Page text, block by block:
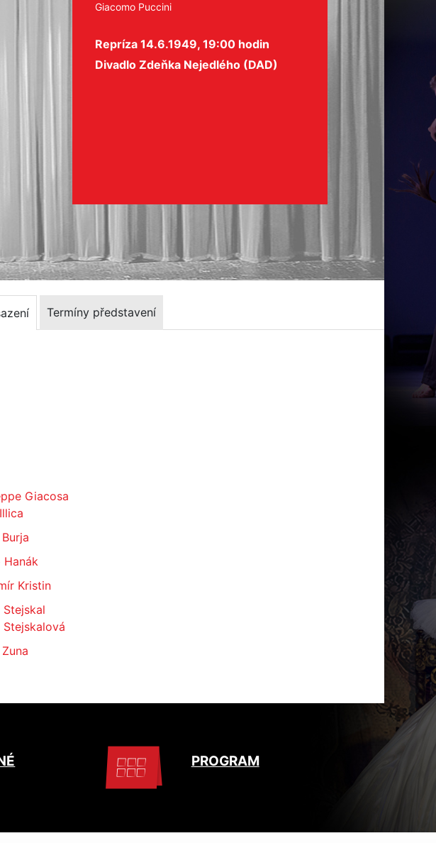
Giacomo Puccini
Repríza 14.6.1949, 19:00 hodin
Divadlo Zdeňka Nejedlého (DAD)
Termíny představení
Giacosa
Hanák
Kristin
Stejskalová
PROGRAM